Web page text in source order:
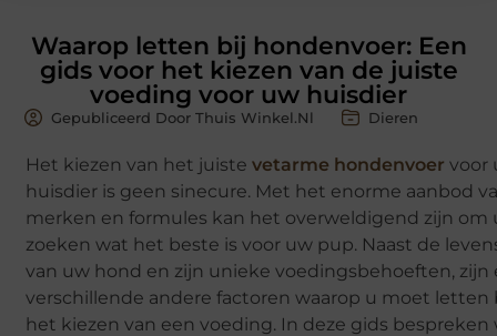
Waarop letten bij hondenvoer: Een
gids voor het kiezen van de juiste
voeding voor uw huisdier
Gepubliceerd Door Thuis Winkel.nl Dieren
Het kiezen van het juistevetarme hondenvoer voor
huisdier is geen sinecure. Met het enorme aanbod
merken en formules kan het overweldigend zijn om
zoeken wat het beste is voor uw pup. Naast de
van uw hond en zijn unieke voedingsbehoeften, zijn
verschillende andere factoren waarop u moet letten
het kiezen van een voeding. In deze gids bespreken